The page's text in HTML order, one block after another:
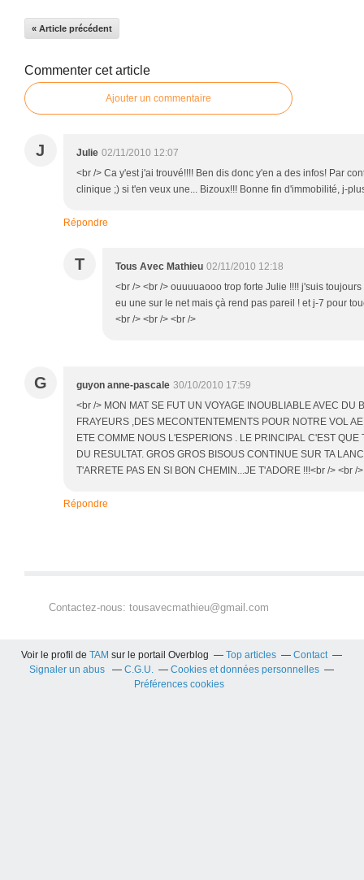
« Article précédent
Commenter cet article
Ajouter un commentaire
J Julie 02/11/2010 12:07
<br /> Ca y'est j'ai trouvé!!!! Ben dis donc y'en a des infos! Par
clinique ;) si t'en veux une... Bizoux!!! Bonne fin d'immobilité, j-
Répondre
T Tous Avec Mathieu 02/11/2010 12:18
<br /> <br /> ouuuuaooo trop forte Julie !!!! j'suis
eu une sur le net mais çà rend pas pareil ! et j-7 pour
<br /> <br /> <br />
G guyon anne-pascale 30/10/2010 17:59
<br /> MON MAT SE FUT UN VOYAGE INOUBLIABLE AVEC DU
FRAYEURS ,DES MECONTENTEMENTS POUR NOTRE VOL
ETE COMME NOUS L'ESPERIONS . LE PRINCIPAL C'EST QUE
DU RESULTAT. GROS GROS BISOUS CONTINUE SUR TA
T'ARRETE PAS EN SI BON CHEMIN...JE T'ADORE !!!<br /> <br /
Répondre
Contactez-nous: tousavecmathieu@gmail.com
Voir le profil deTAM sur le portail Overblog Top articles
Contact
Signaler un abus
C.G.U.
Cookies et données personnelles
Préférences cookies